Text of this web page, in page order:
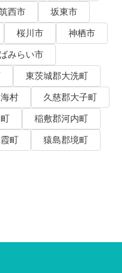
西市
坂東市
桜川市
神栖市
みらい市
東茨城郡大洗町
村
久慈郡大子町
稲敷郡河内町
町
猿島郡境町